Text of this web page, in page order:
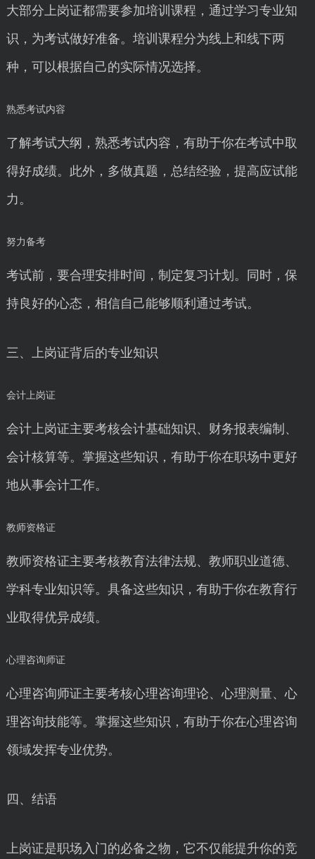
大部分上岗证都需要参加培训课程，通过学习专业知
识，为考试做好准备。培训课程分为线上和线下两
种，可以根据自己的实际情况选择。
熟悉考试内容
了解考试大纲，熟悉考试内容，有助于你在考试中取
得好成绩。此外，多做真题，总结经验，提高应试能
力。
努力备考
考试前，要合理安排时间，制定复习计划。同时，保
持良好的心态，相信自己能够顺利通过考试。
三、上岗证背后的专业知识
会计上岗证
会计上岗证主要考核会计基础知识、财务报表编制、
会计核算等。掌握这些知识，有助于你在职场中更好
地从事会计工作。
教师资格证
教师资格证主要考核教育法律法规、教师职业道德、
学科专业知识等。具备这些知识，有助于你在教育行
业取得优异成绩。
心理咨询师证
心理咨询师证主要考核心理咨询理论、心理测量、心
理咨询技能等。掌握这些知识，有助于你在心理咨询
领域发挥专业优势。
四、结语
上岗证是职场入门的必备之物，它不仅能提升你的竞